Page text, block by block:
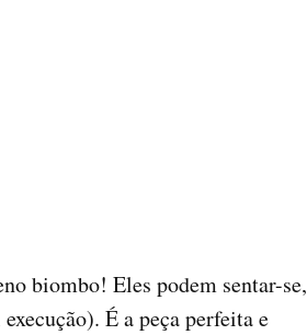
biombo! Eles podem sentar-se,
É a peça perfeita e